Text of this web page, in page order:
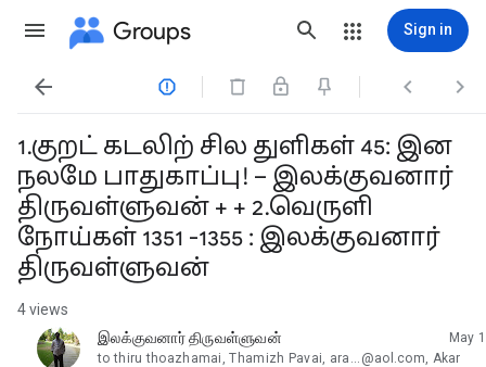
Groups Sign in
   
1. குறட் கடலிற் சில துளிகள் 45: இன
நலமே பாதுகாப்பு! – இலக்குவனார்
திருவள்ளுவன் + + 2. வெருளி
நோய்கள் 1351 -1355 : இலக்குவனார்
திருவள்ளுவன்
4 views
இலக்குவனார் திருவள்ளுவன்
unread,
May 1
to thiru thoazhamai, Thamizh Pavai, ara...@aol.com, Akar